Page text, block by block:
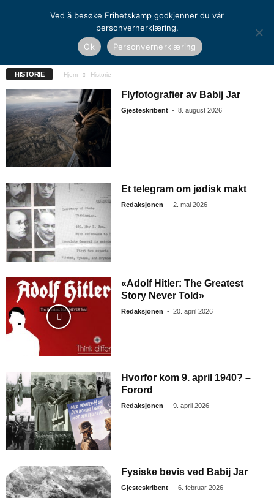
«HOLOCAUST» UNDER LUPEN DAGENS HISTORISKE
HISTORIE Hjem Historie
Flyfotografier av Babij Jar
Gjesteskribent - 8. august 2026
Et telegram om jødisk makt
Redaksjonen - 2. mai 2026
«Adolf Hitler: The Greatest
Story Never Told»
Redaksjonen - 20. april 2026
Hvorfor kom 9. april 1940? –
Forord
Redaksjonen - 9. april 2026
Fysiske bevis ved Babij Jar
Gjesteskribent - 6. februar 2026
Ved å besøke Frihetskamp godkjenner du vår
personvernerklæring.
Ok
Personvernerklæring